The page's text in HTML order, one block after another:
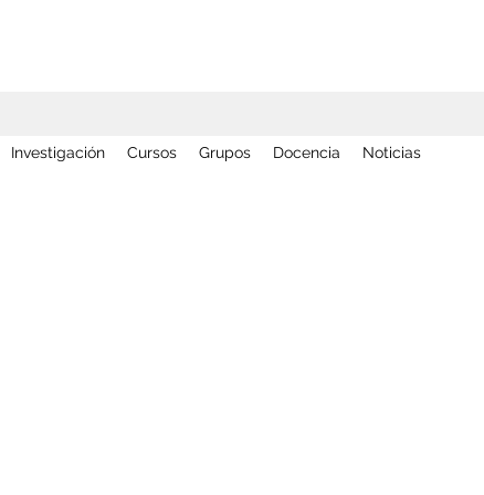
Investigación Cursos Grupos Docencia Noticias